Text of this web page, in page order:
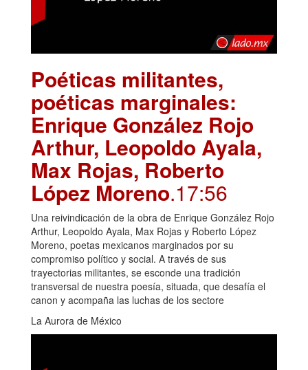
Poéticas militantes,
poéticas marginales:
Enrique González Rojo
Arthur, Leopoldo Ayala,
Max Rojas, Roberto
López Moreno.17:56
Una reivindicación de la obra de Enrique González Rojo
Arthur, Leopoldo Ayala, Max Rojas y Roberto López
Moreno, poetas mexicanos marginados por su
compromiso político y social. A través de sus
trayectorias militantes, se esconde una tradición
transversal de nuestra poesía, situada, que desafía el
canon y acompaña las luchas de los sectore
La Aurora de México